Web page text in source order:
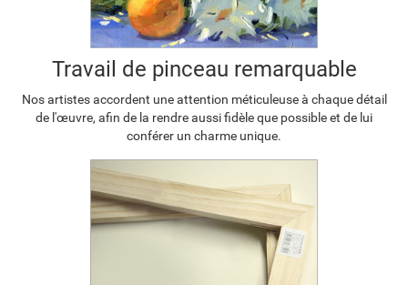
Travail de pinceau remarquable
Nos artistes accordent une attention méticuleuse à chaque détail
de l'œuvre, afin de la rendre aussi fidèle que possible et de lui
conférer un charme unique.